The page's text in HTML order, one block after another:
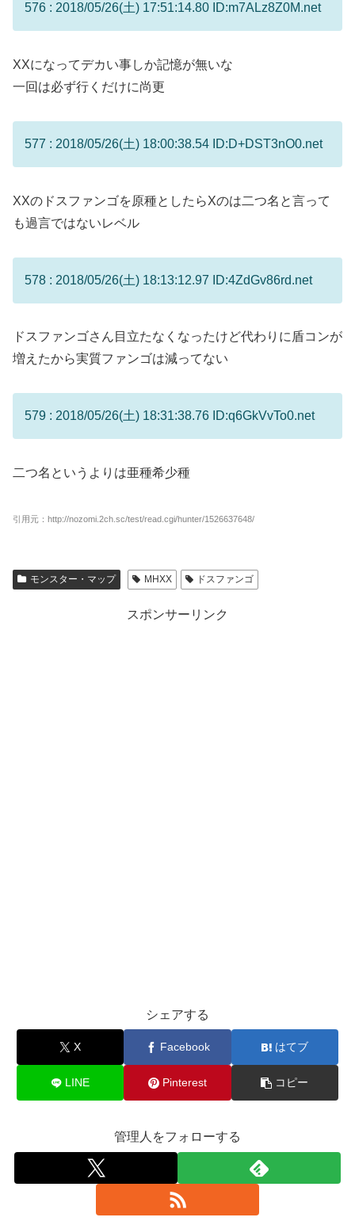
576 : 2018/05/26(土) 17:51:14.80 ID:m7ALz8Z0M.net
XXになってデカい事しか記憶が無いな
一回は必ず行くだけに尚更
577 : 2018/05/26(土) 18:00:38.54 ID:D+DST3nO0.net
XXのドスファンゴを原種としたらXのは二つ名と言って
も過言ではないレベル
578 : 2018/05/26(土) 18:13:12.97 ID:4ZdGv86rd.net
ドスファンゴさん目立たなくなったけど代わりに盾コンが
増えたから実質ファンゴは減ってない
579 : 2018/05/26(土) 18:31:38.76 ID:q6GkVvTo0.net
二つ名というよりは亜種希少種
引用元：http://nozomi.2ch.sc/test/read.cgi/hunter/1526637648/
モンスター・マップ MHXX ドスファンゴ
スポンサーリンク
シェアする
X Facebook はてブ
LINE Pinterest コピー
管理人をフォローする